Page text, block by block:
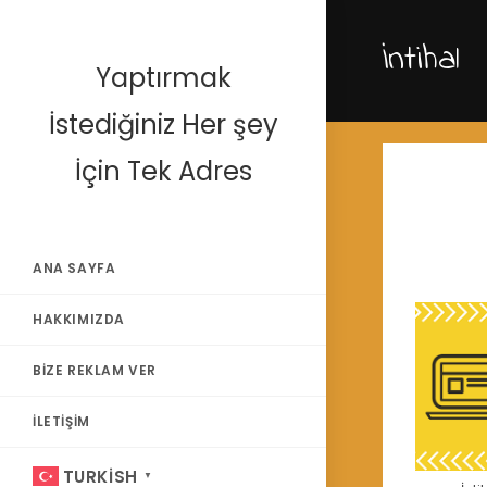
content
Yaptırmak
İstediğiniz Her şey
İçin Tek Adres
ANA SAYFA
HAKKIMIZDA
BIZE REKLAM VER
İLETIŞIM
TURKISH ▼
İntihal